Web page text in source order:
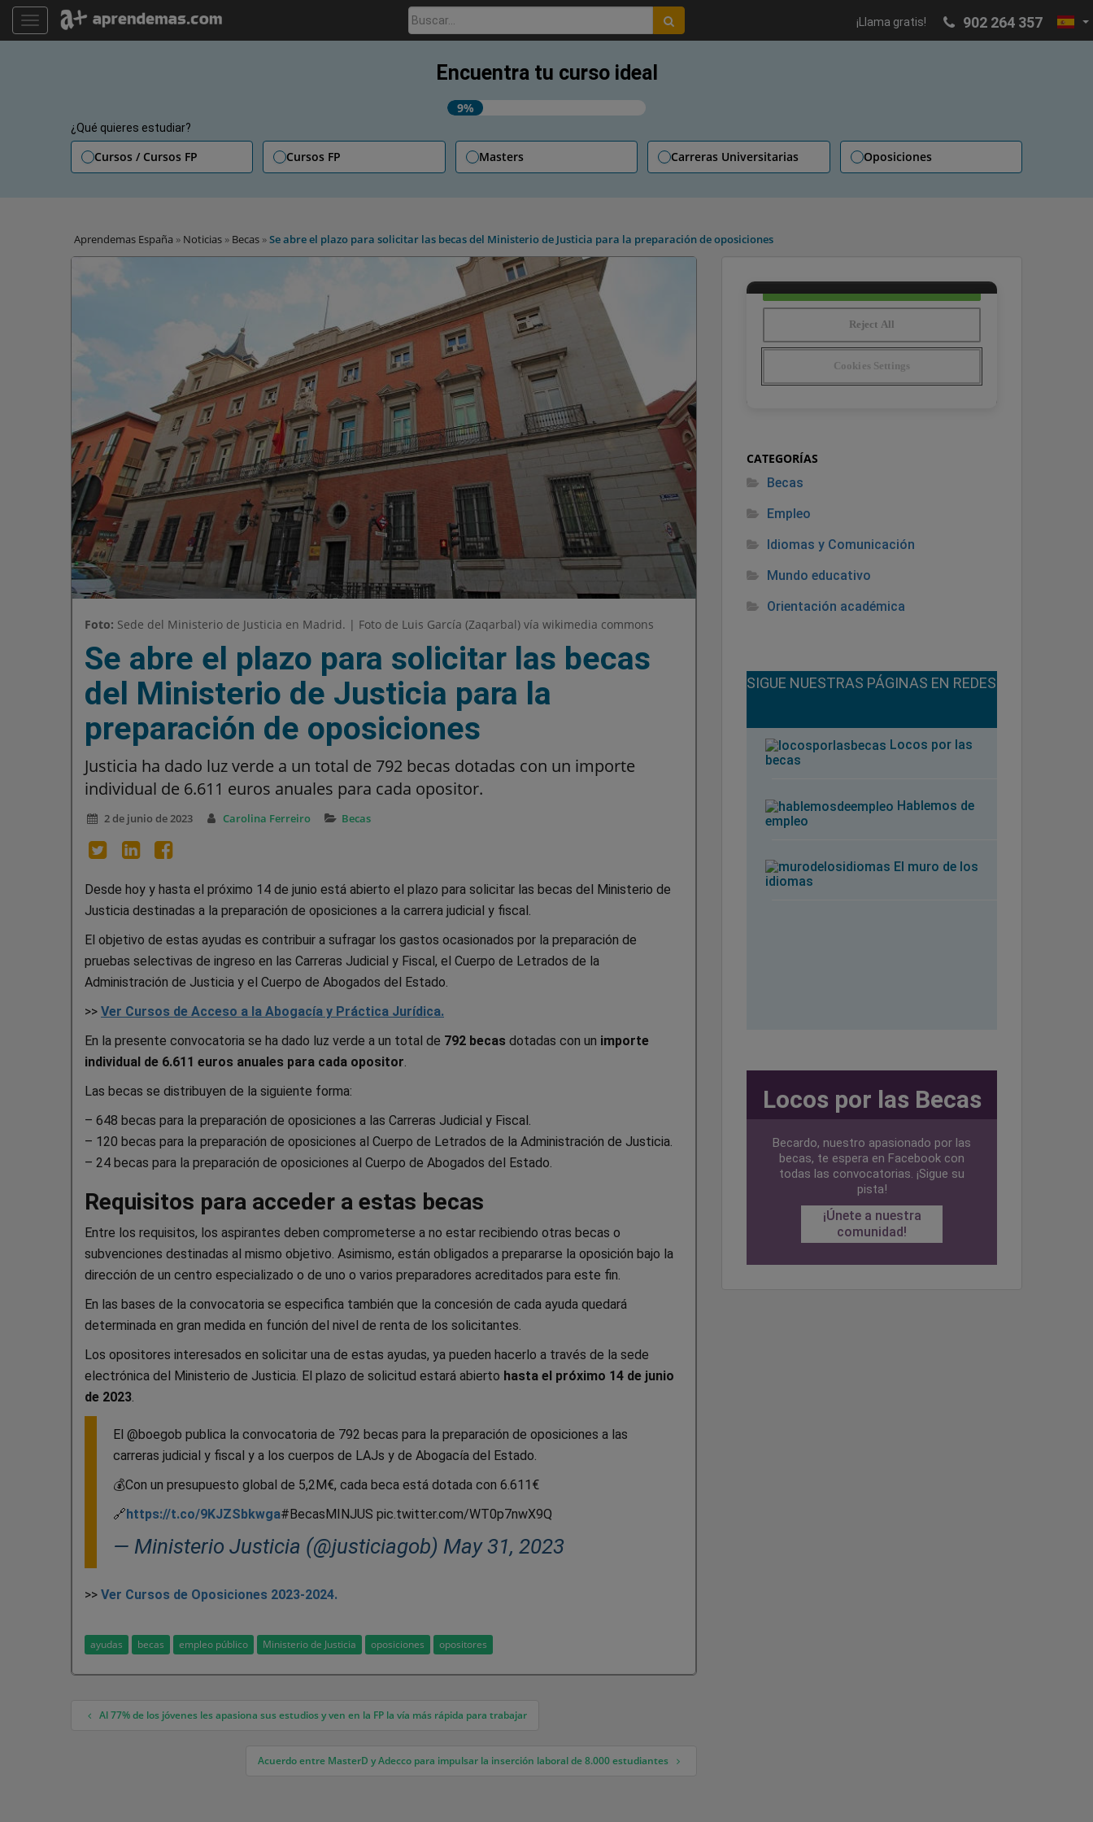
TOGGLE NAVIGATION ¡Llama gratis! 902 264 357
Buscar:
Encuentra tu curso ideal
9%
¿Qué quieres estudiar?
Cursos / Cursos FP Cursos FP Masters Carreras Universitarias Oposiciones
Aprendemas España » Noticias » Becas »Se abre el plazo para solicitar las becas del Ministerio de Justicia para la preparación de oposiciones
Foto: Sede del Ministerio de Justicia en Madrid. | Foto de Luis García (Zaqarbal) vía wikimedia commons
Se abre el plazo para solicitar las becas
del Ministerio de Justicia para la
preparación de oposiciones
Justicia ha dado luz verde a un total de 792 becas dotadas con un importe
individual de 6.611 euros anuales para cada opositor.
2 de junio de 2023 Carolina Ferreiro Becas
Desde hoy y hasta el próximo 14 de junio está abierto el plazo para solicitar las becas del Ministerio de
Justicia destinadas a la preparación de oposiciones a la carrera judicial y fiscal.
El objetivo de estas ayudas es contribuir a sufragar los gastos ocasionados por la preparación de
pruebas selectivas de ingreso en las Carreras Judicial y Fiscal, el Cuerpo de Letrados de la
Administración de Justicia y el Cuerpo de Abogados del Estado.
>> Ver Cursos de Acceso a la Abogacía y Práctica Jurídica.
En la presente convocatoria se ha dado luz verde a un total de 792 becas dotadas con un importe
individual de 6.611 euros anuales para cada opositor.
Las becas se distribuyen de la siguiente forma:
– 648 becas para la preparación de oposiciones a las Carreras Judicial y Fiscal.
– 120 becas para la preparación de oposiciones al Cuerpo de Letrados de la Administración de Justicia.
– 24 becas para la preparación de oposiciones al Cuerpo de Abogados del Estado.
Requisitos para acceder a estas becas
Entre los requisitos, los aspirantes deben comprometerse a no estar recibiendo otras becas o
subvenciones destinadas al mismo objetivo. Asimismo, están obligados a prepararse la oposición bajo la
dirección de un centro especializado o de uno o varios preparadores acreditados para este fin.
En las bases de la convocatoria se especifica también que la concesión de cada ayuda quedará
determinada en gran medida en función del nivel de renta de los solicitantes.
Los opositores interesados en solicitar una de estas ayudas, ya pueden hacerlo a través de la sede
electrónica del Ministerio de Justicia. El plazo de solicitud estará abierto hasta el próximo 14 de junio
de 2023.
El @boegob publica la convocatoria de 792 becas para la preparación de oposiciones a las
carreras judicial y fiscal y a los cuerpos de LAJs y de Abogacía del Estado.
💰Con un presupuesto global de 5,2M€, cada beca está dotada con 6.611€
🔗https://t.co/9KJZSbkwga#BecasMINJUS pic.twitter.com/WT0p7nwX9Q
— Ministerio Justicia (@justiciagob) May 31, 2023
>> Ver Cursos de Oposiciones 2023-2024.
ayudas becas empleo público Ministerio de Justicia oposiciones opositores
Navegación de entradas
Al 77% de los jóvenes les apasiona sus estudios y ven en la FP la vía más rápida para trabajar
Acuerdo entre MasterD y Adecco para impulsar la inserción laboral de 8.000 estudiantes
CATEGORÍAS
Becas
Empleo
Idiomas y Comunicación
Mundo educativo
Orientación académica
¡SIGUE NUESTRAS PÁGINAS EN REDES!
Locos por las
becas
Hablemos de
empleo
El muro de los
idiomas
Locos por las Becas
Becardo, nuestro apasionado por las
becas, te espera en Facebook con
todas las convocatorias. ¡Sigue su
pista!
¡Únete a nuestra
comunidad!